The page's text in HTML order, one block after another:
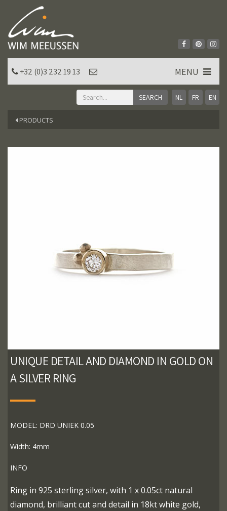
NL FR EN
+32 (0)3 232 19 13 MENU
PRODUCTS
UNIQUE DETAIL AND DIAMOND IN GOLD ON
A SILVER RING
MODEL: DRD UNIEK 0.05
Width: 4mm
INFO
Ring in 925 sterling silver, with 1 x 0.05ct natural
diamond, brilliant cut and detail in 18kt white gold,